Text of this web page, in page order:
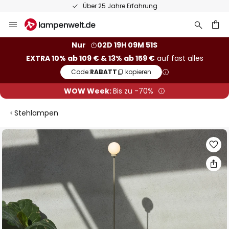
Über 25 Jahre Erfahrung
Inhalt
Nur
02D 19H 09M 51S
EXTRA 10% ab 109 € & 13% ab 159 €auf fast alles
Code:RABATT kopieren
WOW Week:Bis zu -70%
Stehlampen
Zum
Ende
der
springen